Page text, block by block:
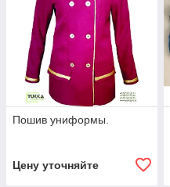
Пошив униформы.
Цену уточняйте